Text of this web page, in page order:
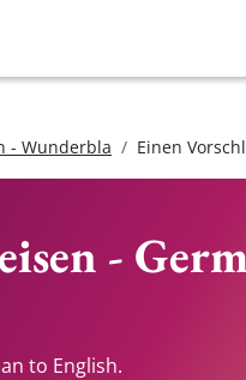
- Wunderbla Einen
-
to English.